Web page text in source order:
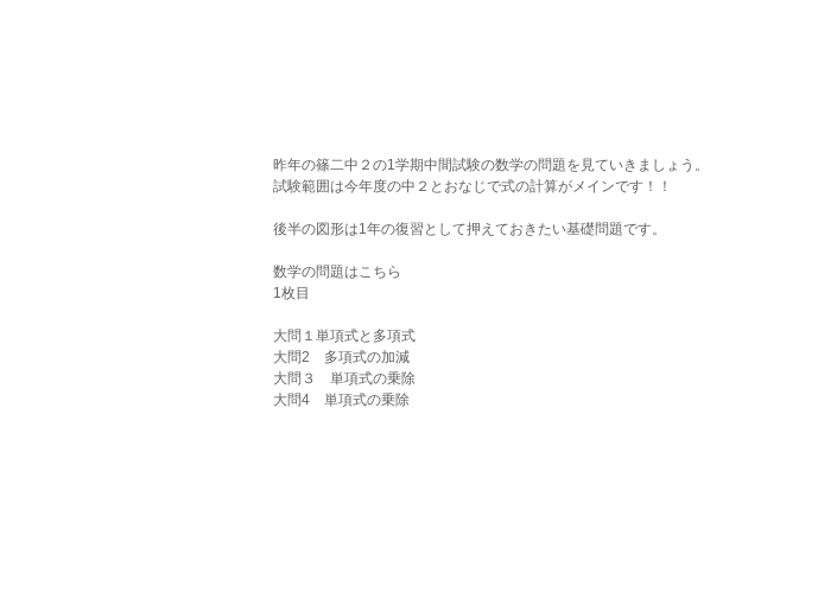
昨年の篠二中２の1学期中間試験の数学の問題を見ていきましょう。
試験範囲は今年度の中２とおなじで式の計算がメインです！！
後半の図形は1年の復習として押えておきたい基礎問題です。
数学の問題はこちら
1枚目
大問１単項式と多項式
大問2　多項式の加減
大問３　単項式の乗除
大問4　単項式の乗除